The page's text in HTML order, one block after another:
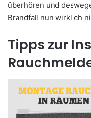
überhören und
Brandfall nun wirklich
Tipps zur